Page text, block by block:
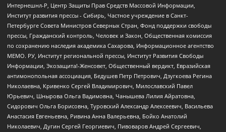
Интернешнл-Р, Центр Защиты Прав Средств Массовой Информации,
Институт развития прессы - Сибирь, Частное учреждение в Санкт-
Петербурге Совета Министров Северных Стран, Фонд поддержки свободы
прессы, Гражданский контроль, Человек и Закон, Общественная комиссия
по сохранению наследия академика Сахарова, Информационное агентство
МЕМО. РУ, Институт региональной прессы, Институт Развития Свободы
Информации, Экозащита!-Женсовет, Общественный вердикт, Евразийская
антимонопольная ассоциация, Бедушев Петр Петрович, Дзугкоева Регина
Николаевна, Кривенко Сергей Владимирович, Милославский Павел
Юрьевич, Шнырова Ольга Вадимовна, Чанышева Лилия Айратовна,
Сидорович Ольга Борисовна, Туровский Александр Алексеевич, Васильева
Анастасия Евгеньевна, Ривина Анна Валерьевна, Бойко Анатолий
Николаевич, Дугин Сергей Георгиевич, Пивоваров Андрей Сергеевич,